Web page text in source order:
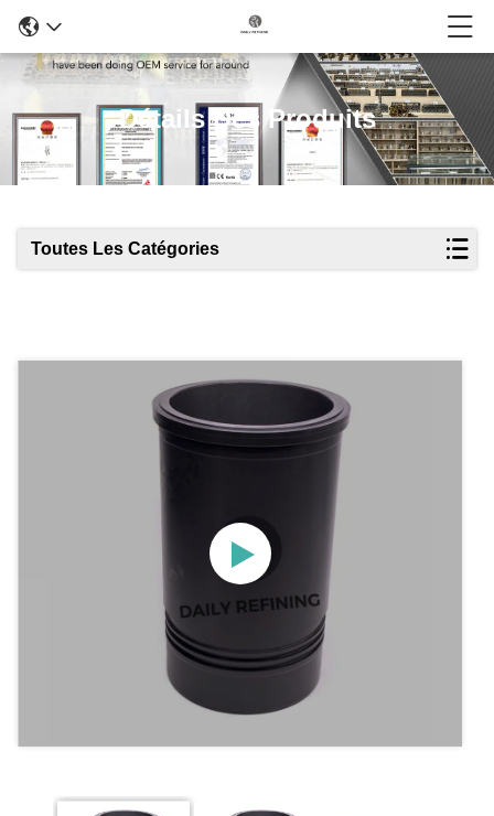
Détails Des Produits
Toutes Les Catégories